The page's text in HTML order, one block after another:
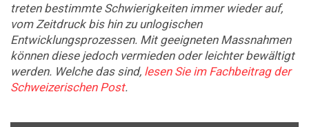
treten bestimmte Schwierigkeiten immer wieder auf,
vom Zeitdruck bis hin zu unlogischen
Entwicklungsprozessen. Mit geeigneten Massnahmen
können diese jedoch vermieden oder leichter bewältigt
werden. Welche das sind, lesen Sie im Fachbeitrag der
Schweizerischen Post.